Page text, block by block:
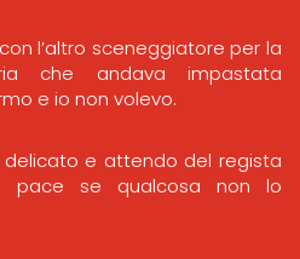
l’altro sceneggiatore per la
che andava impastata
e io non volevo.
delicato e attendo del regista
se qualcosa non lo